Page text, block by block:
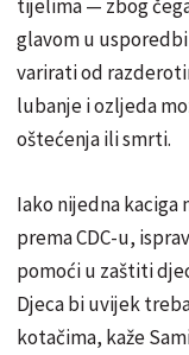
tijelima — zbog
glavom u
varirati od
lubanje i ozljeda
oštećenja ili smrti.
Iako nijedna kaciga
prema CDC-u,
pomoći u zaštiti
Djeca bi uvijek
kotačima, kaže